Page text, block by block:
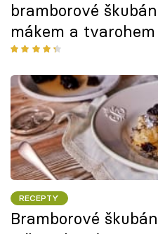
bramborové
mákem a tvarohem
RECEPTY
Bramborové